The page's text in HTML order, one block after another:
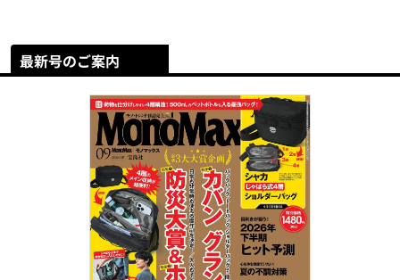
最新号のご案内